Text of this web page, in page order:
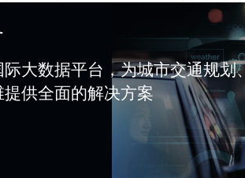
大数据平台，为城市交通规划
供全面的解决方案